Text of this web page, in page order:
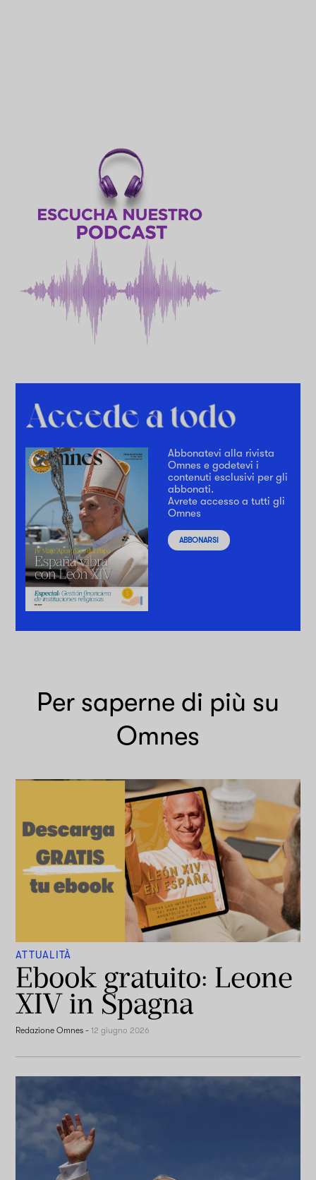
Abbonatevi alla rivista
Omnes e godetevi i
contenuti esclusivi per gli
abbonati.
Avrete accesso a tutti gli
Omnes
ABBONARSI
Per saperne di più su
Omnes
ATTUALITÀ
Ebook gratuito: Leone
XIV in Spagna
Redazione Omnes -12 giugno 2026